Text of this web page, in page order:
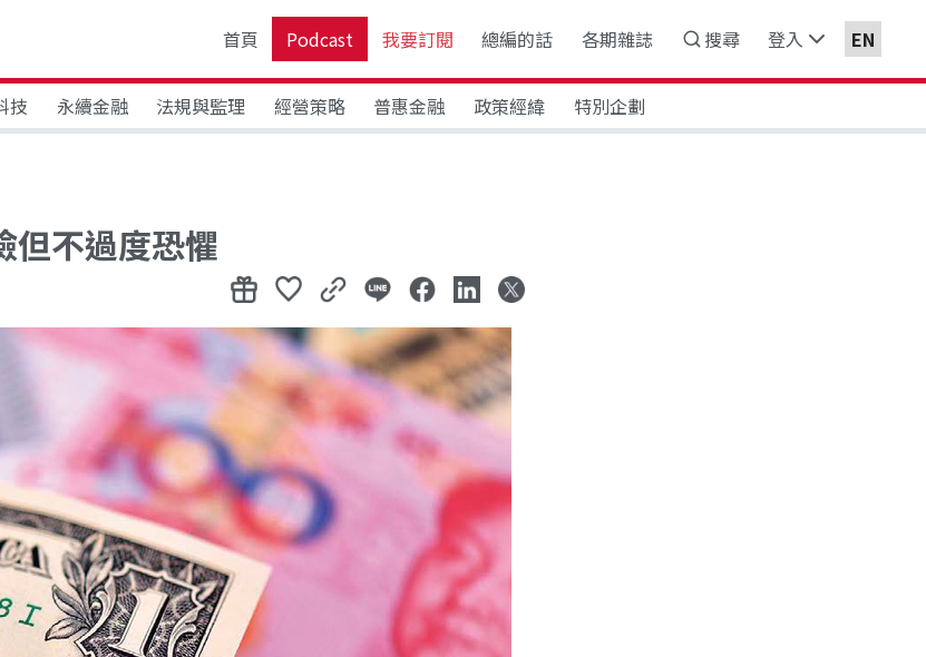
首頁 Podcast 我要訂閱 總編的話 各期雜誌 搜尋 登入 EN
技 永續金融 法規與監理 經營策略 普惠金融 政策經緯 特別企劃
但不過度恐懼